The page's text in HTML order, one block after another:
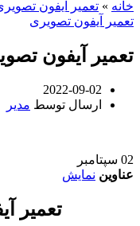
خانه » تعمیر آیفون
تعمیر آیفون تصویری
تعمیر آیفون
2022-09-02
ارسال توسط مدیر
02 سپتامبر
عناوین نمایش
تعمیر